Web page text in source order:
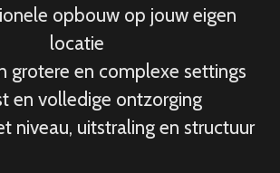
opbouw op jouw eigen
locatie
grotere en complexe settings
en volledige ontzorging
niveau, uitstraling en structuur